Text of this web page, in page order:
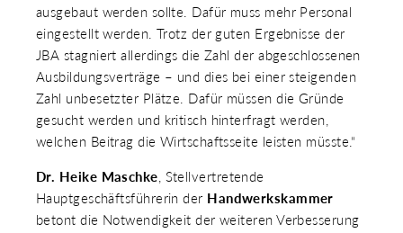
ausgebaut werden sollte. Dafür muss mehr Personal
eingestellt werden. Trotz der guten Ergebnisse der
JBA stagniert allerdings die Zahl der abgeschlossenen
Ausbildungsverträge – und dies bei einer steigenden
Zahl unbesetzter Plätze. Dafür müssen die Gründe
gesucht werden und kritisch hinterfragt werden,
welchen Beitrag die Wirtschaftsseite leisten müsste.“
Dr. Heike Maschke , Stellvertretende
Hauptgeschäftsführerin der Handwerkskammer
betont die Notwendigkeit der weiteren Verbesserung